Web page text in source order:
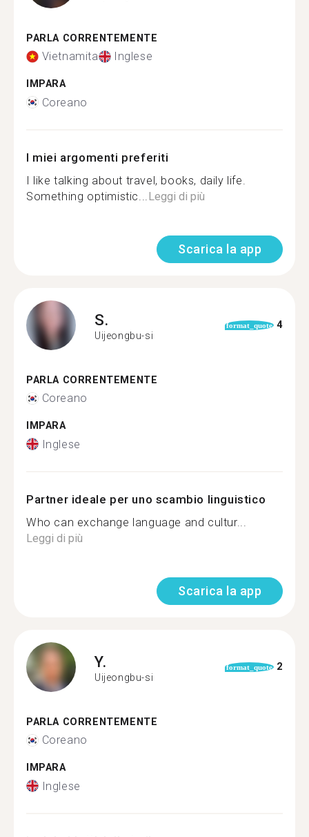
PARLA CORRENTEMENTE
Vietnamita Inglese
IMPARA
Coreano
I miei argomenti preferiti
I like talking about travel, books, daily life.
Something optimistic... Leggi di più
Scarica la app
S.
Uijeongbu-si
format_quote 4
PARLA CORRENTEMENTE
Coreano
IMPARA
Inglese
Partner ideale per uno scambio linguistico
Who can exchange language and cultur...
Leggi di più
Scarica la app
Y.
Uijeongbu-si
format_quote 2
PARLA CORRENTEMENTE
Coreano
IMPARA
Inglese